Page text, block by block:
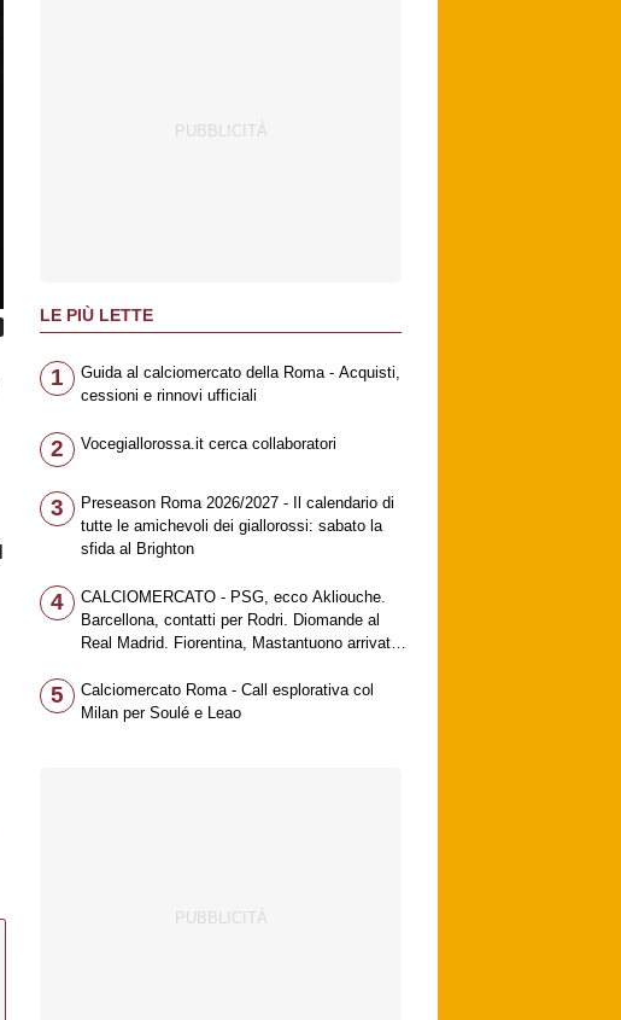
LE PIÙ LETTE
1
Guida al calciomercato della Roma - Acquisti,
cessioni e rinnovi ufficiali
2 Vocegiallorossa.it cerca collaboratori
3
Preseason Roma 2026/2027 - Il calendario di
tutte le amichevoli dei giallorossi: sabato la
sfida al Brighton
4
CALCIOMERCATO - PSG, ecco Akliouche.
Barcellona, contatti per Rodri. Diomande al
Real Madrid. Fiorentina, Mastantuono arrivato
5
Calciomercato Roma - Call esplorativa col
Milan per Soulé e Leao